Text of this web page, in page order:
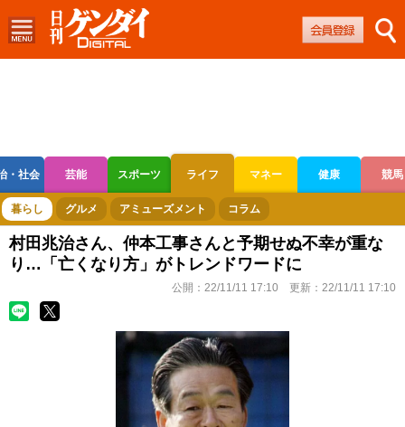
・社会 芸能 スポーツ ライフ マネー 健康 競馬
ボートレース 競輪 オートレース
暮らし グルメ アミューズメント コラム
村田兆治さん、仲本工事さんと予期せぬ不幸が重な
り…「亡くなり方」がトレンドワードに
公開： 22/11/11 17:10 更新： 22/11/11 17:10